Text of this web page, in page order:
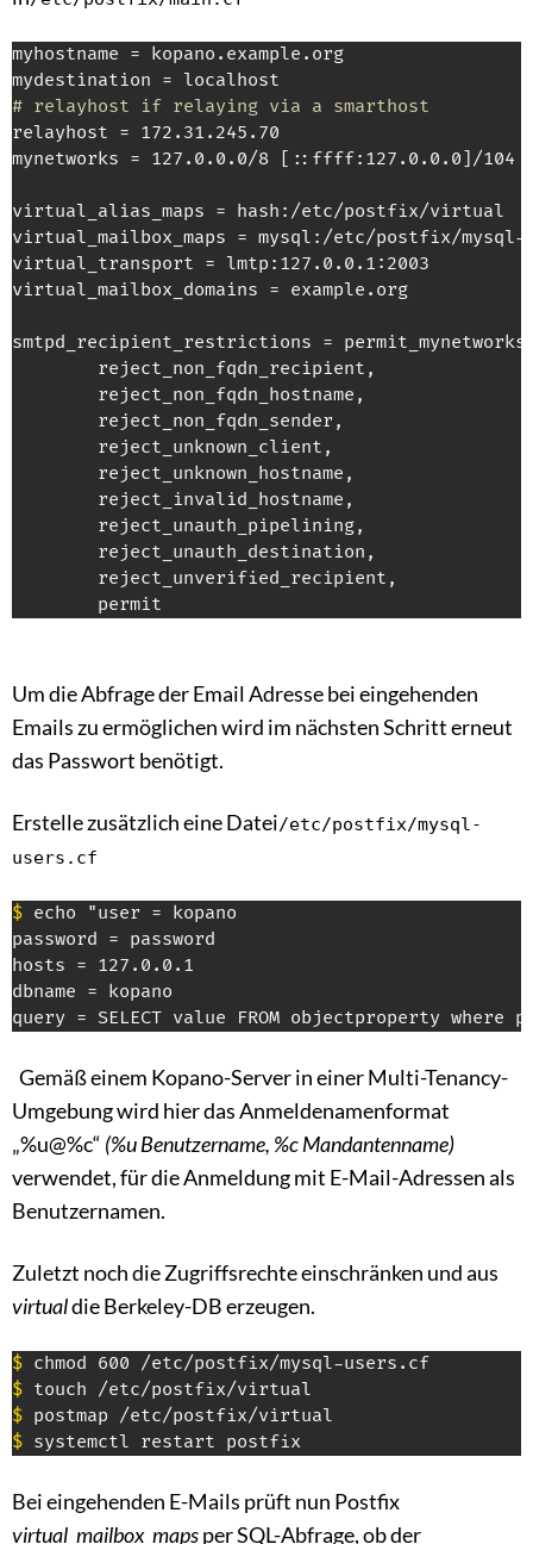
myhostname = kopano.example.org
# relayhost if relaying via a smarthost
relayhost = 172.31.245.70
mynetworks = 127.0.0.0/8 [::ffff:127.0.0.0]/104
virtual_alias_maps = hash:/etc/postfix/virtual
virtual_mailbox_maps = mysql:/etc/postfix/
virtual_transport = lmtp:127.0.0.1:2003
virtual_mailbox_domains = example.org
smtpd_recipient_restrictions =
        reject_non_fqdn_recipient,
        reject_non_fqdn_hostname,
        reject_non_fqdn_sender,
        reject_unknown_client,
        reject_unknown_hostname,
        reject_invalid_hostname,
        reject_unauth_pipelining,
        reject_unauth_destination,
        reject_unverified_recipient,
        permit
Um die Abfrage der Email Adresse bei eingehenden
Emails zu ermöglichen wird im nächsten Schritt erneut
das Passwort benötigt.
Erstelle zusätzlich eine Datei/etc/postfix/mysql-
users.cf
$ echo "user = kopano
password = password
hosts = 127.0.0.1
dbname = kopano
query = SELECT value FROM objectproperty where
Gemäß einem Kopano-Server in einer Multi-Tenancy-
Umgebung wird hier das Anmeldenamenformat
„%u@%c“ (%u Benutzername, %c Mandantenname)
verwendet, für die Anmeldung mit E-Mail-Adressen als
Benutzernamen.
Zuletzt noch die Zugriffsrechte einschränken und aus
virtualdie Berkeley-DB erzeugen.
$
$
$
$ systemctl restart postfix
Bei eingehenden E-Mails prüft nun Postfix
virtual_mailbox_mapsper SQL-Abfrage, ob der